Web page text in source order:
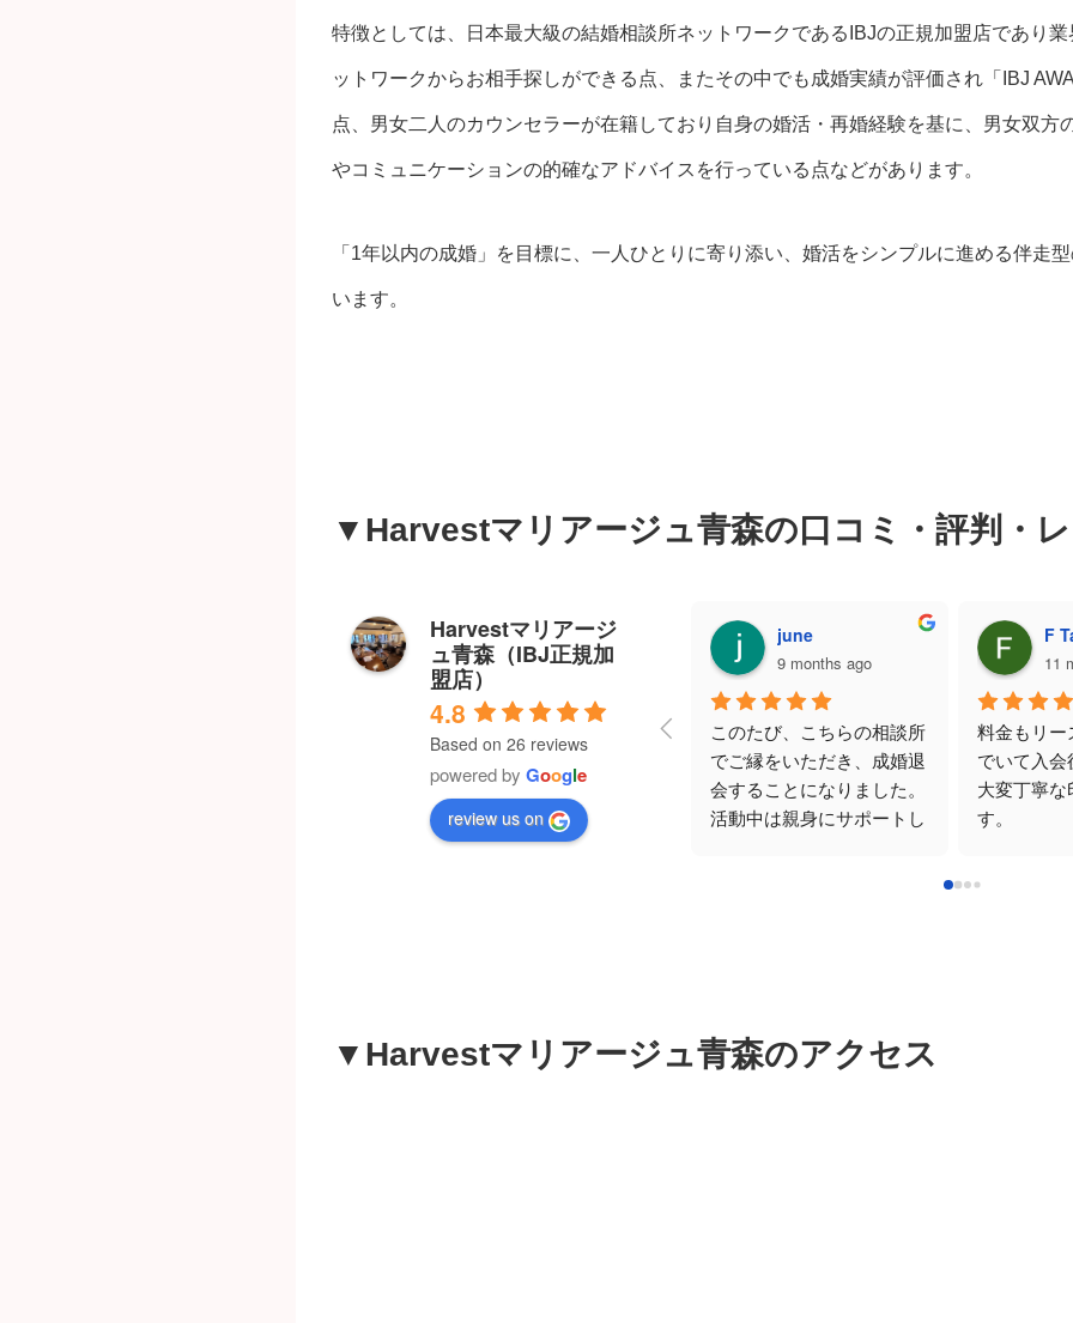
特徴としては、日本最大級の結婚相談所ネットワークであるIBJの正規加盟店であり
ットワークからお相手探しができる点、またその中でも成婚実績が評価され「IBJ
点、男女二人のカウンセラーが在籍しており自身の婚活・再婚経験を基に、男女双方
やコミュニケーションの的確なアドバイスを行っている点などがあります。
「1年以内の成婚」を目標に、一人ひとりに寄り添い、婚活をシンプルに進める伴走
います。
▼Harvestマリアージュ青森の口コミ・評判・
Harvestマリアージ
ュ青森（IBJ正規加
盟店）
4.8
Based on 26 reviews
powered by Google
review us on
june
9 months ago
このたび、こちらの相談所
でご縁をいただき、成婚退
会することになりました。
活動中は親身にサポートし
ございました。
F
11
料金もリー
でいて入会
大変丁寧な
す。
▼Harvestマリアージュ青森のアクセス